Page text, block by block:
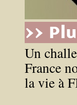
>>
Un
France
la vie à